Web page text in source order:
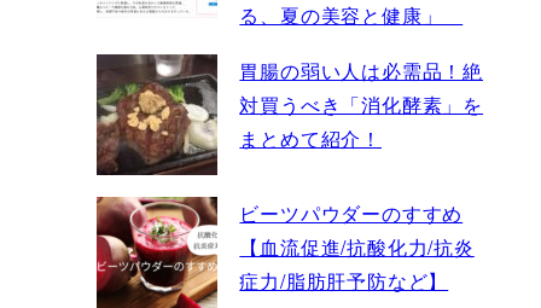
る、夏の美容と健康」
胃腸の弱い人は必需品！絶
対買うべき「消化酵素」を
まとめて紹介！
ビーツパウダーのすすめ
【血流促進/抗酸化力/抗炎
症力/脂肪肝予防など】